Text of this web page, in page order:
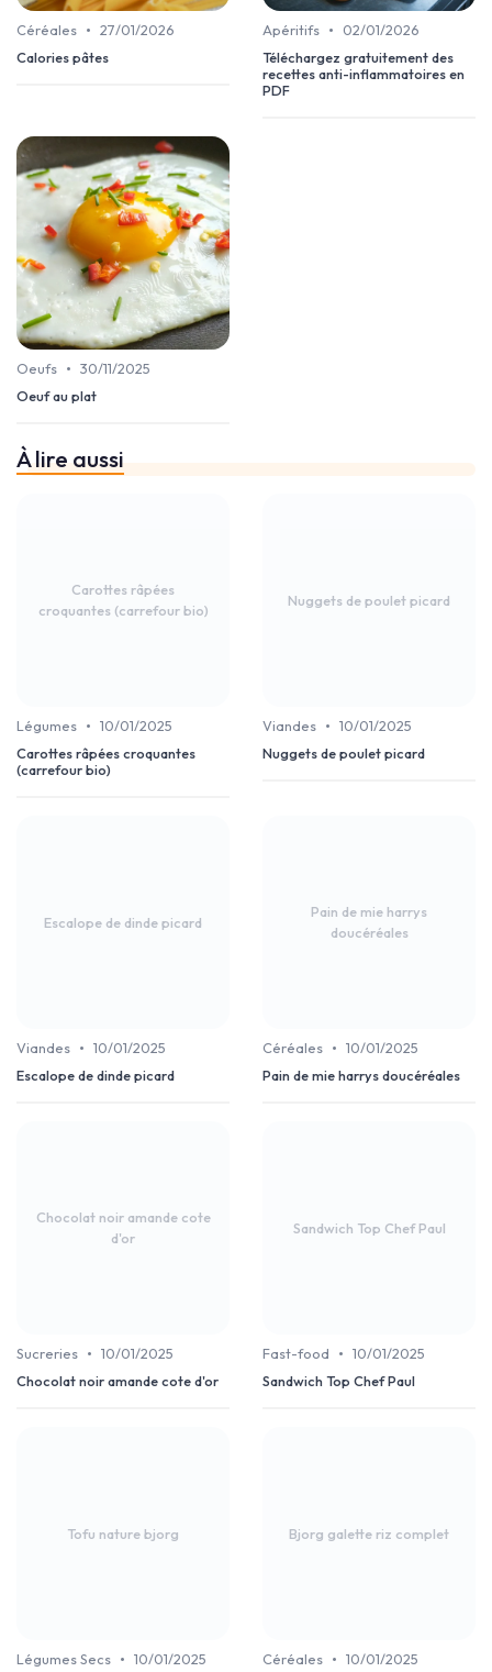
Céréales • 27/01/2026
Calories pâtes
Apéritifs •
02/01/2026
Téléchargez gratuitement des
recettes anti-inflammatoires en
PDF
Oeufs • 30/11/2025
Oeuf au plat
À lire aussi
Carottes râpées
croquantes (carrefour bio)
Légumes • 10/01/2025
Carottes râpées croquantes
(carrefour bio)
Nuggets de poulet picard
Viandes • 10/01/2025
Nuggets de poulet picard
Escalope de dinde picard
Viandes • 10/01/2025
Escalope de dinde picard
Pain de mie harrys
doucéréales
Céréales • 10/01/2025
Pain de mie harrys doucéréales
Chocolat noir amande cote
d'or
Sucreries • 10/01/2025
Chocolat noir amande cote d'or
Sandwich Top Chef Paul
Fast-food • 10/01/2025
Sandwich Top Chef Paul
Tofu nature bjorg
Légumes Secs • 10/01/2025
Bjorg galette riz complet
Céréales • 10/01/2025